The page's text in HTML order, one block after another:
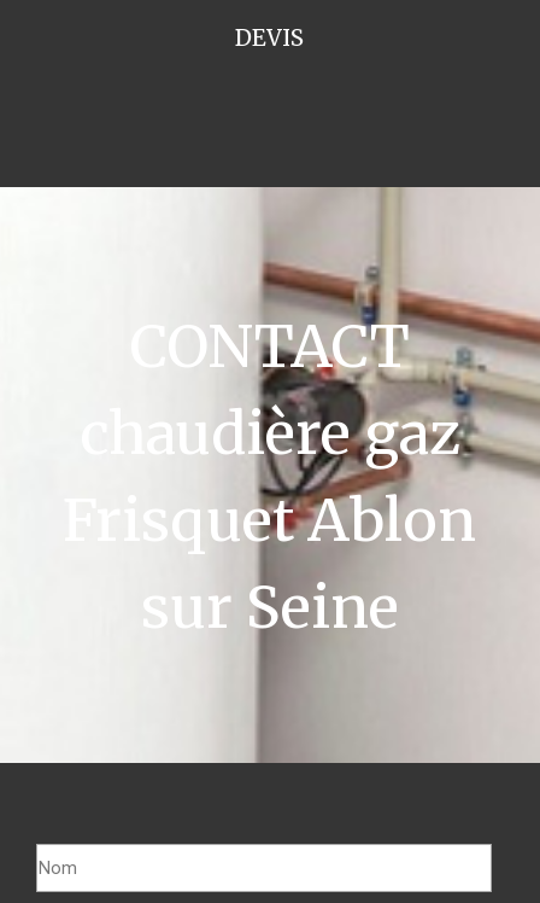
DEVIS
CONTACT
chaudière gaz
Frisquet Ablon
sur Seine